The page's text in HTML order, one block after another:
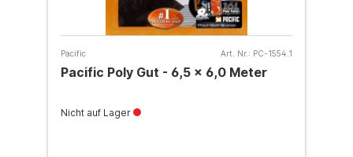
Pacific Art. Nr.: PC-1554.1
Pacific Poly Gut - 6,5 x 6,0 Meter
Nicht auf Lager